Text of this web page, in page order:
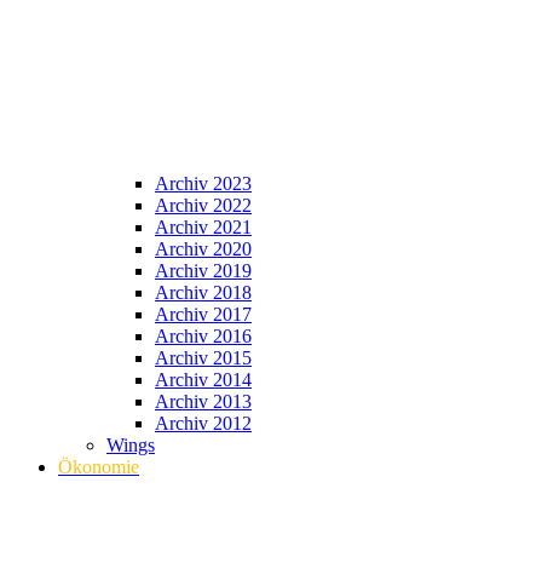
Archiv 2023
Archiv 2022
Archiv 2021
Archiv 2020
Archiv 2019
Archiv 2018
Archiv 2017
Archiv 2016
Archiv 2015
Archiv 2014
Archiv 2013
Archiv 2012
Wings
Ökonomie